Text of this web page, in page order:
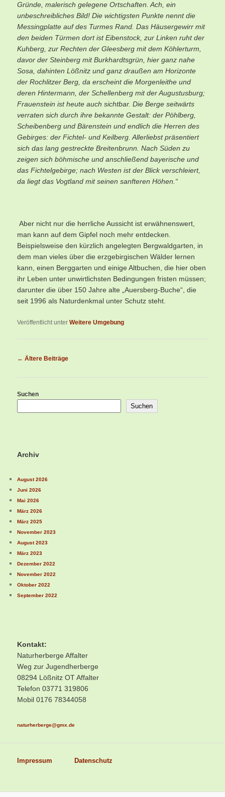
Gründe, malerisch gelegene Ortschaften. Ach, ein
unbeschreibliches Bild! Die wichtigsten Punkte nennt die
Messingplatte auf des Turmes Rand. Das Häusergewirr mit
den beiden Türmen dort ist Eibenstock, zur Linken ruht der
Kuhberg, zur Rechten der Gleesberg mit dem Köhlerturm,
davor der Steinberg mit Burkhardtsgrün, hier ganz nahe
Sosa, dahinten Lößnitz und ganz draußen am Horizonte
der Rochlitzer Berg, da erscheint die Morgenleithe und
deren Hintermann, der Schellenberg mit der Augustusburg;
Frauenstein ist heute auch sichtbar. Die Berge seitwärts
verraten sich durch ihre bekannte Gestalt: der Pöhlberg,
Scheibenberg und Bärenstein und endlich die Herren des
Gebirges: der Fichtel- und Keilberg. Allerliebst präsentiert
sich das lang gestreckte Breitenbrunn. Nach Süden zu
zeigen sich böhmische und anschließend bayerische und
das Fichtelgebirge; nach Westen ist der Blick verschleiert,
da liegt das Vogtland mit seinen sanfteren Höhen.“
Aber nicht nur die herrliche Aussicht ist erwähnenswert,
man kann auf dem Gipfel noch mehr entdecken.
Beispielsweise den kürzlich angelegten Bergwaldgarten, in
dem man vieles über die erzgebirgischen Wälder lernen
kann, einen Berggarten und einige Altbuchen, die hier oben
ihr Leben unter unwirtlichsten Bedingungen fristen müssen;
darunter die über 150 Jahre alte „Auersberg-Buche“, die
seit 1996 als Naturdenkmal unter Schutz steht.
Veröffentlicht unter Weitere Umgebung
Beitragsnavigation
← Ältere Beiträge
Suchen
Suchen
Archiv
August 2026
Juni 2026
Mai 2026
März 2026
März 2025
November 2023
August 2023
März 2023
Dezember 2022
November 2022
Oktober 2022
September 2022
Kontakt:
Naturherberge Affalter
Weg zur Jugendherberge
08294 Lößnitz OT Affalter
Telefon 03771 319806
Mobil 0176 78344058
naturherberge@gmx.de
Impressum Datenschutz